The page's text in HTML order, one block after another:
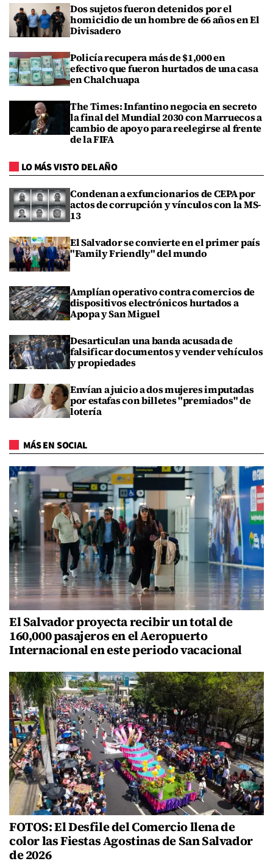
Dos sujetos fueron detenidos por el
homicidio de un hombre de 66 años en El
Divisadero
Policía recupera más de $1,000 en
efectivo que fueron hurtados de una casa
en Chalchuapa
The Times: Infantino negocia en secreto
la final del Mundial 2030 con Marruecos a
cambio de apoyo para reelegirse al frente
de la FIFA
LO MÁS VISTO DEL AÑO
Condenan a exfuncionarios de CEPA por
actos de corrupción y vínculos con la MS-
13
El Salvador se convierte en el primer país
"Family Friendly" del mundo
Amplían operativo contra comercios de
dispositivos electrónicos hurtados a
Apopa y San Miguel
Desarticulan una banda acusada de
falsificar documentos y vender vehículos
y propiedades
Envían a juicio a dos mujeres imputadas
por estafas con billetes "premiados" de
lotería
MÁS EN SOCIAL
El Salvador proyecta recibir un total de
160,000 pasajeros en el Aeropuerto
Internacional en este periodo vacacional
FOTOS: El Desfile del Comercio llena de
color las Fiestas Agostinas de San Salvador
de 2026